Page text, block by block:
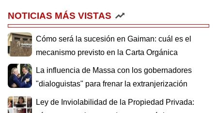
NOTICIAS MÁS VISTAS
Cómo será la sucesión en Gaiman: cuál es el
mecanismo previsto en la Carta Orgánica
La influencia de Massa con los gobernadores
"dialoguistas" para frenar la extranjerización
Ley de Inviolabilidad de la Propiedad Privada: